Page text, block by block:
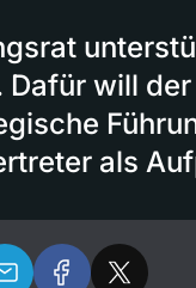
Dafür will
als